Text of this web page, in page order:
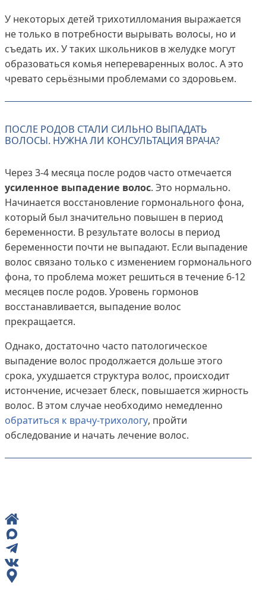
У некоторых детей трихотилломания выражается
не только в потребности вырывать волосы, но и
съедать их. У таких школьников в желудке могут
образоваться комья непереваренных волос. А это
чревато серьёзными проблемами со здоровьем.
ПОСЛЕ РОДОВ СТАЛИ СИЛЬНО ВЫПАДАТЬ
ВОЛОСЫ. НУЖНА ЛИ КОНСУЛЬТАЦИЯ ВРАЧА?
Через 3-4 месяца после родов часто отмечается
усиленное выпадение волос. Это нормально.
Начинается восстановление гормонального фона,
который был значительно повышен в период
беременности. В результате волосы в период
беременности почти не выпадают. Если выпадение
волос связано только с изменением гормонального
фона, то проблема может решиться в течение 6-12
месяцев после родов. Уровень гормонов
восстанавливается, выпадение волос
прекращается.
Однако, достаточно часто патологическое
выпадение волос продолжается дольше этого
срока, ухудшается структура волос, происходит
истончение, исчезает блеск, повышается жирность
волос. В этом случае необходимо немедленно
обратиться к врачу-трихологу, пройти
обследование и начать лечение волос.